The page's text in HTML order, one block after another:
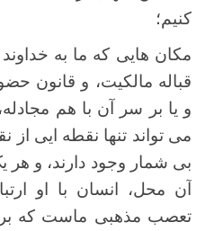
کنیم؛
مکان هایی که ما به
قباله مالکیت، و قانون
و یا بر سر آن با هم
می تواند تنها نقطه ایی از
بی شمار وجود دارند، و هر
آن محل، انسان با او
تعصب مذهبی ماست که بر